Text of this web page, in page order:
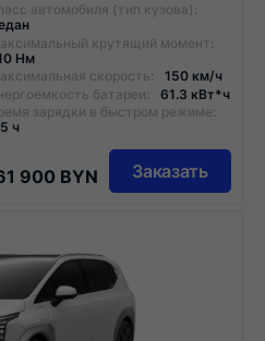
автомобиля (тип кузова):
крутящий момент:
Нм
скорость:
150 км/ч
батареи:
61.3 кВт*ч
зарядки в быстром режиме:
ч
900 BYN Заказать